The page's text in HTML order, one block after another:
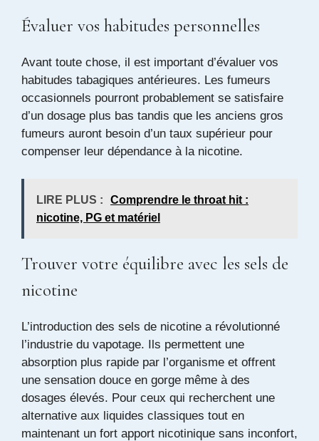
Évaluer vos habitudes personnelles
Avant toute chose, il est important d’évaluer vos
habitudes tabagiques antérieures. Les fumeurs
occasionnels pourront probablement se satisfaire
d’un dosage plus bas tandis que les anciens gros
fumeurs auront besoin d’un taux supérieur pour
compenser leur dépendance à la nicotine.
LIRE PLUS :
Comprendre le throat hit :
nicotine, PG et matériel
Trouver votre équilibre avec les sels de
nicotine
L’introduction des sels de nicotine a révolutionné
l’industrie du vapotage. Ils permettent une
absorption plus rapide par l’organisme et offrent
une sensation douce en gorge même à des
dosages élevés. Pour ceux qui recherchent une
alternative aux liquides classiques tout en
maintenant un fort apport nicotinique sans inconfort,